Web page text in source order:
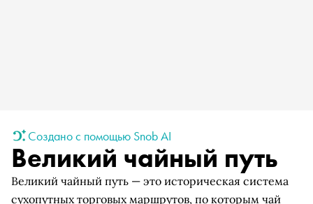
Создано с помощью Snob AI
Великий чайный путь
Великий чайный путь — это историческая система
сухопутных торговых маршрутов, по которым чай